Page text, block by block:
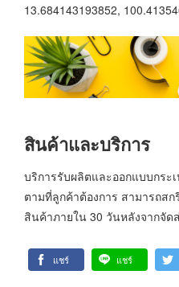
13.684143193852,
สินค้าและบริการ
บริการรับผลิตและออกแบบกระ
ตามที่ลูกค้าต้องการ สามารถส
สินค้าภายใน 30 วันหลังจากจัด
แชร์ แชร์